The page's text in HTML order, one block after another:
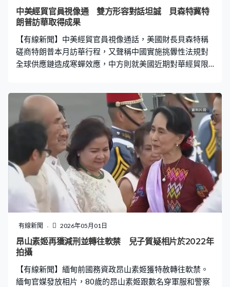
德國總理默茨不稱職，國家受移民、能源等問題困擾，默
茨到訪一個軍事基地，致辭時未有直接回應特朗普削軍的
係，重申支持有條件協助霍爾木茲海峽重
中美經貿官員視像通 雙方形容對話坦誠 貝森特冀特
朗普訪華取得成果
【有線新聞】中美經貿官員視像通話，美國財長貝森特稱
磋商特朗普本月訪華行程，又聲稱中國實施挑釁性法規對
全球供應鏈造成寒蟬效應，中方則就美國近期對華經貿限
森特聲稱，中國近期實施挑釁性域外管制法規，對全球供
應鏈造成寒蟬效應，但沒有交代詳情，中方則嚴正關切美
國近期對華經貿限制措施。 貝森特又指已跟中方討論總統
特朗普五月訪華行程，期望特朗普和國家主席習近平的會
談取得成果。何立峰則指，雙方圍繞落實中美元首會晤和
通話共識，就妥善解決彼此關注的經貿問題和拓展務實合
作，進行坦誠、深入、建設性交流。雙方同意繼續發揮中
美經貿磋商機制作用，增進共識、管控分歧，推動雙邊經
貿關係健康、穩定及可持續發展。 外長王毅則與美國國務
卿魯比奧通電話，稱元首外交始終是中美關係的「定盤
星」，雙方要維護好來之不易的穩定局面，和籌備好重要
高層互動議程，探索構建具戰略性、建設性，穩定性的中
美關係。外交部引述魯比奧指，雙方要保持溝通協調，為
中國的核心利益，是雙邊關係最大風險點，美國應
有線新聞 2026年05月01日
昂山素姬再獲減刑並轉往軟禁 兒子質疑相片於2022年
拍攝
【有線新聞】緬甸前國務資政昂山素姬獲特赦轉往軟禁。
緬甸官媒發放相片，80歲的昂山素姬跟數名穿軍服和警察